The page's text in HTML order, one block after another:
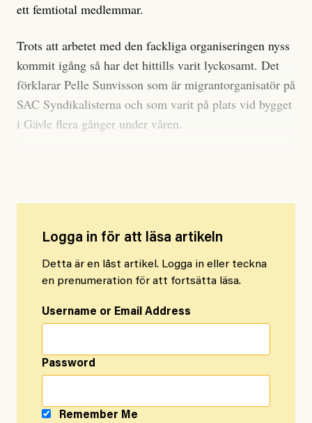
ett femtiotal medlemmar.
Trots att arbetet med den fackliga organiseringen nyss
kommit igång så har det hittills varit lyckosamt. Det
förklarar Pelle Sunvisson som är migrantorganisatör på
SAC Syndikalisterna och som varit på plats vid bygget
i Gävle flera gånger under våren.
Logga in för att läsa artikeln
Detta är en låst artikel. Logga in eller teckna
en prenumeration för att fortsätta läsa.
Username or Email Address
Password
Remember Me